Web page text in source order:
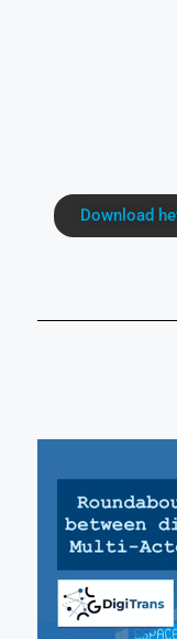
Download